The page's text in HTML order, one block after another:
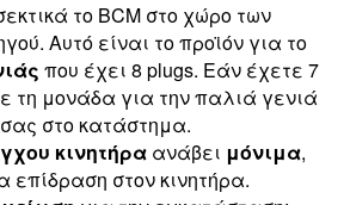
το BCM στο χώρο των
Αυτό είναι το προϊόν για το
που έχει 8 plugs. Εάν έχετε 7
τη μονάδα για την παλιά γενιά
στο κατάστημα.
κινητήρα ανάβει μόνιμα,
επίδραση στον κινητήρα.